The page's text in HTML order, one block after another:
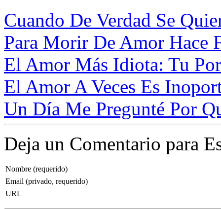
Cuando De Verdad Se
Para Morir De Amor Hace
El Amor Más Idiota: Tu
El Amor A Veces Es
Un Día Me Pregunté Por
Deja un Comentario para
Nombre (requerido)
Email (privado, requerido)
URL